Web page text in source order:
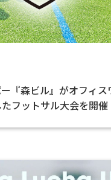
『森ビル』がオフィス
フットサル大会を開催